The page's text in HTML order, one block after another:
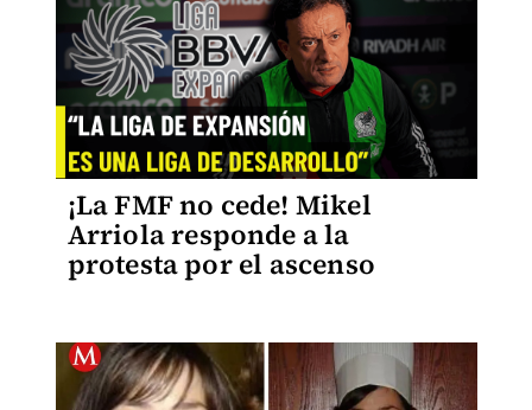
¡La FMF no cede! Mikel
Arriola responde a la
protesta por el ascenso